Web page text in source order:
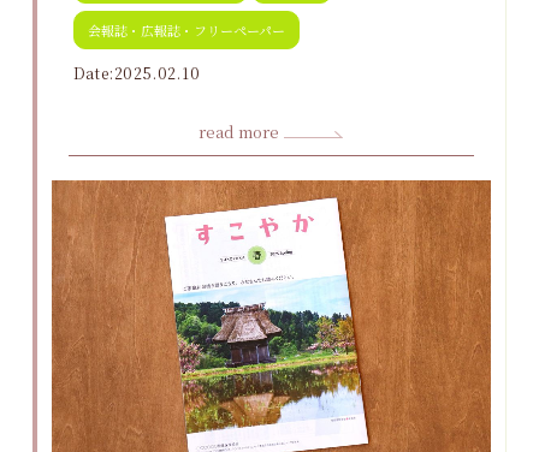
会報誌・広報誌・フリーペーパー
Date:2025.02.10
read more